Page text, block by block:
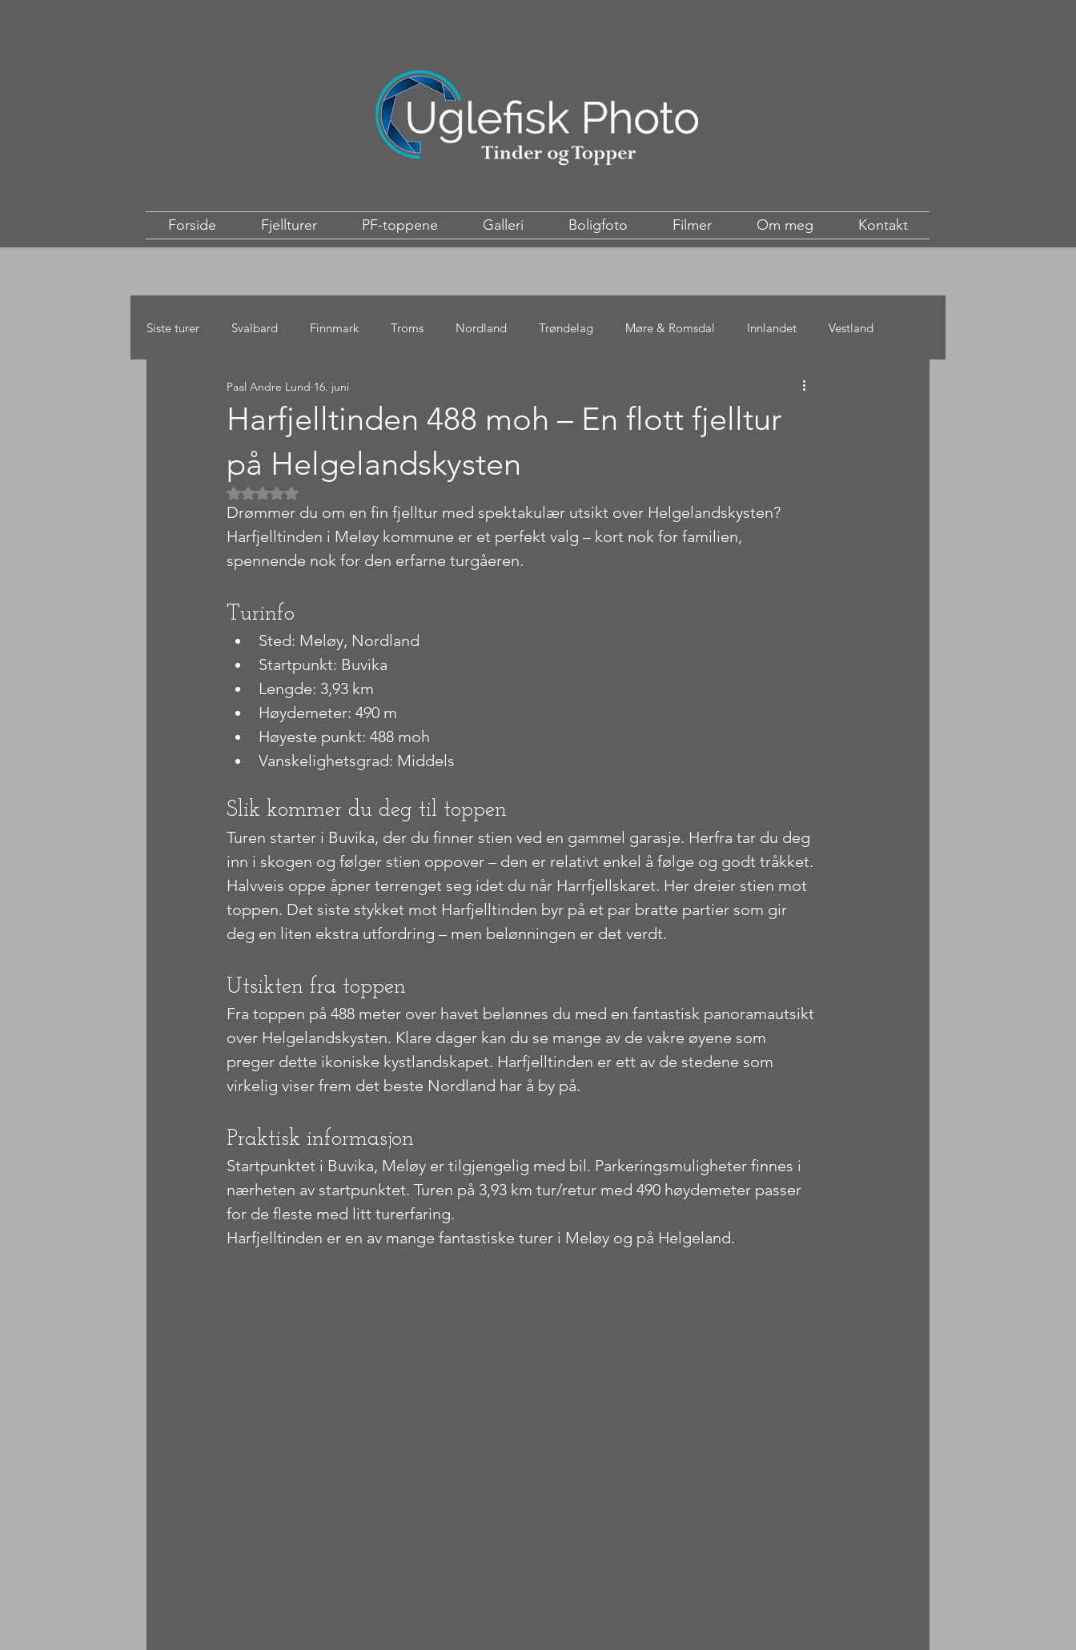
Forside Fjellturer PF-toppene Galleri Boligfoto Filmer Om meg Kontakt
Siste turer Svalbard Finnmark Troms Nordland Trøndelag Møre & Romsdal Innlandet Vestland
Sørlandet Østlandet
Harfjelltinden 488 moh – En flott fjelltur
på Helgelandskysten
Paal Andre Lund 16. juni
Gitt NaN av 5 stjerner.
Drømmer du om en fin fjelltur med spektakulær utsikt over Helgelandskysten?
Harfjelltinden i Meløy kommune er et perfekt valg – kort nok for familien,
spennende nok for den erfarne turgåeren.
Turinfo
Sted: Meløy, Nordland
Startpunkt: Buvika
Lengde: 3,93 km
Høydemeter: 490 m
Høyeste punkt: 488 moh
Vanskelighetsgrad: Middels
Slik kommer du deg til toppen
Turen starter i Buvika, der du finner stien ved en gammel garasje. Herfra tar du deg
inn i skogen og følger stien oppover – den er relativt enkel å følge og godt tråkket.
Halvveis oppe åpner terrenget seg idet du når Harrfjellskaret. Her dreier stien mot
toppen. Det siste stykket mot Harfjelltinden byr på et par bratte partier som gir
deg en liten ekstra utfordring – men belønningen er det verdt.
Utsikten fra toppen
Fra toppen på 488 meter over havet belønnes du med en fantastisk panoramautsikt
over Helgelandskysten. Klare dager kan du se mange av de vakre øyene som
preger dette ikoniske kystlandskapet. Harfjelltinden er ett av de stedene som
virkelig viser frem det beste Nordland har å by på.
Praktisk informasjon
Startpunktet i Buvika, Meløy er tilgjengelig med bil. Parkeringsmuligheter finnes i
nærheten av startpunktet. Turen på 3,93 km tur/retur med 490 høydemeter passer
for de fleste med litt turerfaring.
Harfjelltinden er en av mange fantastiske turer i Meløy og på Helgeland.